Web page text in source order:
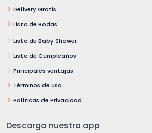
Delivery Gratis
Lista de Bodas
Lista de Baby Shower
Lista de Cumpleaños
Principales ventajas
Términos de uso
Políticas de Privacidad
Descarga nuestra app